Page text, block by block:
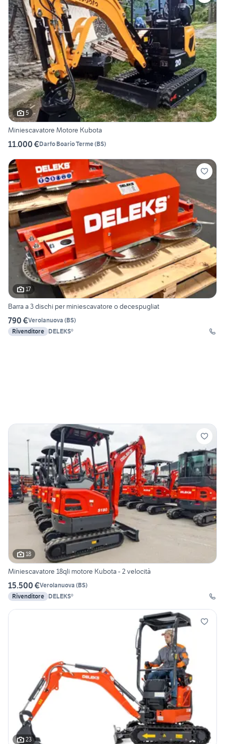
5
Miniescavatore Motore Kubota
11.000 €Darfo Boario Terme(BS)
17
Barra a 3 dischi per miniescavatore o decespugliat
790 €Verolanuova (BS)
Rivenditore DELEKS®
18
Miniescavatore 18qli motore Kubota - 2 velocità
15.500 €Verolanuova (BS)
Rivenditore DELEKS®
23